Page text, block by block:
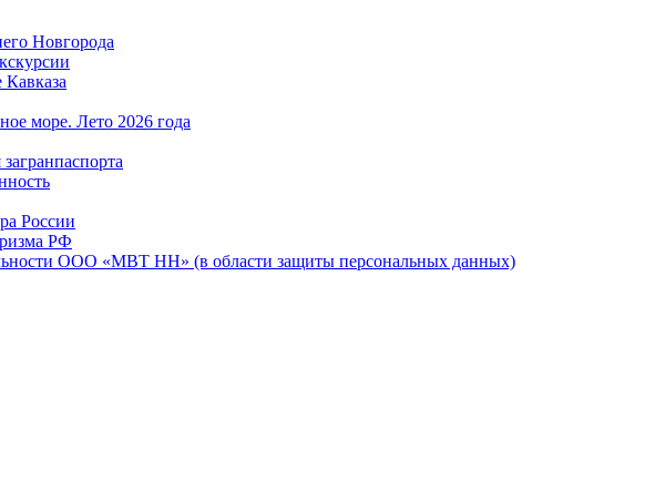
Новгорода
море. Лето 2026 года
России
РФ
ООО «МВТ НН» (в области защиты персональных данных)